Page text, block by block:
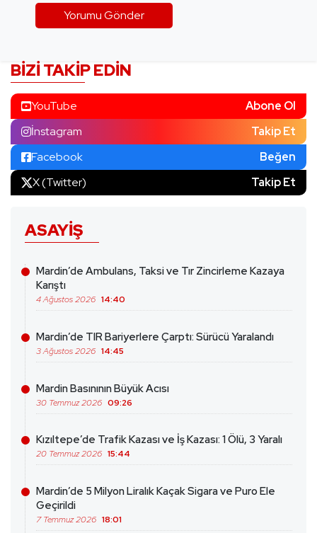
BIZI TAKIP EDIN
YouTube
Abone Ol
İnstagram
Takip Et
Facebook
Beğen
X (Twitter)
Takip Et
ASAYIŞ
Mardin’de Ambulans, Taksi ve Tır Zincirleme Kazaya
Karıştı
4 Ağustos 2026 14:40
Mardin’de TIR Bariyerlere Çarptı: Sürücü Yaralandı
3 Ağustos 2026 14:45
Mardin Basınının Büyük Acısı
30 Temmuz 2026 09:26
Kızıltepe’de Trafik Kazası ve İş Kazası: 1 Ölü, 3 Yaralı
20 Temmuz 2026 15:44
Mardin’de 5 Milyon Liralık Kaçak Sigara ve Puro Ele
Geçirildi
7 Temmuz 2026 18:01